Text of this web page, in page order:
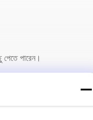
পারেন।